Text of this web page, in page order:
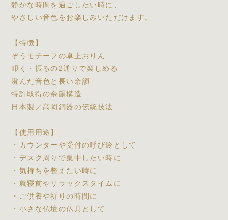
静かな時間を過ごしたい時に、
やさしい音色をお楽しみいただけます。
【特徴】
ぞうモチーフの卓上おりん
叩く・振るの2通りで楽しめる
澄んだ音色と長い余韻
特許取得の余韻構造
日本製／高岡銅器の伝統技法
【使用用途】
・カウンターや受付の呼び鈴として
・デスク周りで集中したい時に
・気持ちを整えたい時に
・就寝前やリラックスタイムに
・ご供養や祈りの時間に
・小さな仏壇の仏具として